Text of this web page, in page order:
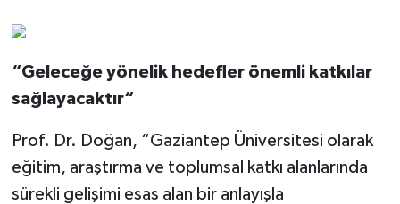
“Geleceğe yönelik hedefler önemli katkılar
sağlayacaktır“
Prof. Dr. Doğan, “Gaziantep Üniversitesi olarak
eğitim, araştırma ve toplumsal katkı alanlarında
sürekli gelişimi esas alan bir anlayışla